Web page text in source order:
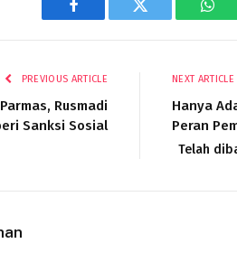
Facebook Twitter
PREVIOUS ARTICLE
Rusmadi
Sanksi Sosial
NEXT ARTICLE
Hanya
Peran
Telah